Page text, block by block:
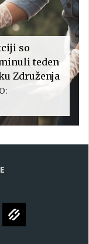
so
teden
Združenja